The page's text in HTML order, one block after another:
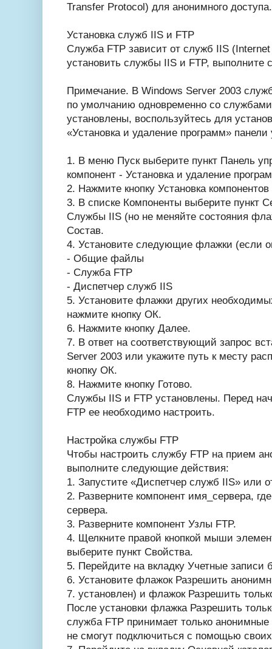
Transfer Protocol) для анонимного доступа.
Установка служб IIS и FTP
Служба FTP зависит от служб IIS
установить службы IIS и FTP, выполните
Примечание. В Windows Server 2003
по умолчанию одновременно со
установлены, воспользуйтесь для
«Установка и удаление программ» панели
1. В меню Пуск выберите пункт Панель
компонент - Установка и удаление
2. Нажмите кнопку Установка
3. В списке Компоненты выберите пункт
Службы IIS (но не меняйте состояния
Состав.
4. Установите следующие флажки (если
- Общие файлы
- Служба FTP
- Диспетчер служб IIS
5. Установите флажки других
нажмите кнопку ОК.
6. Нажмите кнопку Далее.
7. В ответ на соответствующий запрос
Server 2003 или укажите путь к месту
кнопку ОК.
8. Нажмите кнопку Готово.
Службы IIS и FTP установлены. Перед
FTP ее необходимо настроить.
Настройка службы FTP
Чтобы настроить службу FTP на прием
выполните следующие действия:
1. Запустите «Диспетчер служб IIS» или
2. Разверните компонент имя_сервера,
сервера.
3. Разверните компонент Узлы FTP.
4. Щелкните правой кнопкой мыши
выберите пункт Свойства.
5. Перейдите на вкладку Учетные записи
6. Установите флажок Разрешить
7. установлен) и флажок Разрешить
После установки флажка Разрешить
служба FTP принимает только
не смогут подключиться с помощью